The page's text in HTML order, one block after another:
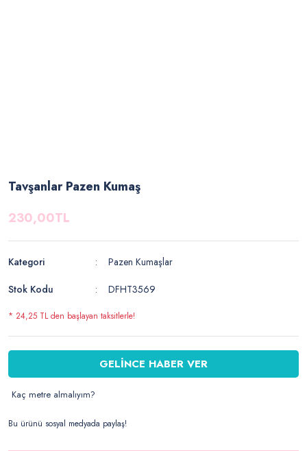
Tavşanlar Pazen Kumaş
230,00TL
Kategori
Pazen Kumaşlar
Stok Kodu
DFHT3569
* 24,25 TL den başlayan taksitlerle!
GELİNCE HABER VER
Kaç metre almalıyım?
Bu ürünü sosyal medyada paylaş!